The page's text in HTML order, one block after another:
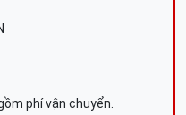
phí vận chuyển.